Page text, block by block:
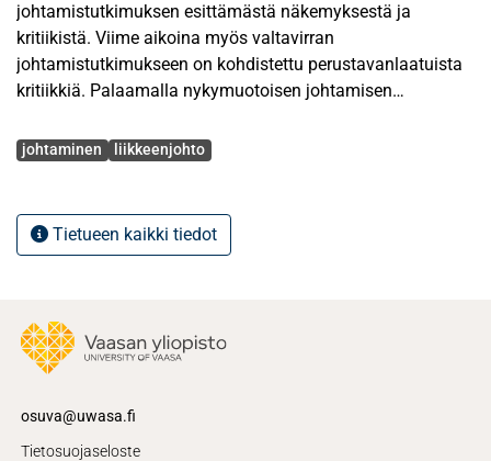
johtamistutkimuksen esittämästä näkemyksestä ja
kritiikistä. Viime aikoina myös valtavirran
johtamistutkimukseen on kohdistettu perustavanlaatuista
kritiikkiä. Palaamalla nykymuotoisen johtamisen
tarjoamaan selitys kritiikille tarkastelemalla sitä osana
taylorismista esitettyä kritiikkiä tarjoten emansipaatiota
suhteessa valtavirran johtamistutkimukseen.
tarkastelu sekä arviointi diskurssien ja tapahtumien kulun
perusteellisen selvittämisen kautta.
Tutkimuksen teoriapohja rakentui kriittiseen teoriaan
Avainsanat
johtaminen liikkeenjohto
Tietueen kaikki tiedot
osuva@uwasa.fi
Tietosuojaseloste